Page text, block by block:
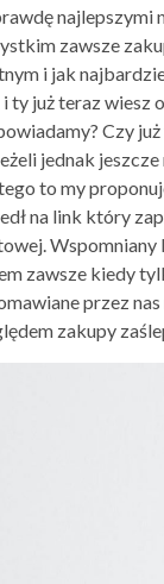
najlepszymi
zawsze
i jak
ty już teraz wiesz
Czy
jednak jeszcze
to my
na link który
Wspomniany
zawsze kiedy
przez
zakupy